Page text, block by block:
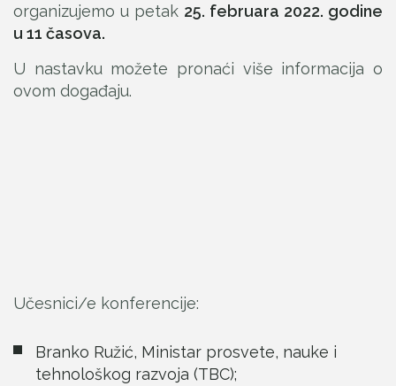
organizujemo u petak 25. februara 2022. godine
u 11 časova.
U nastavku možete pronaći više informacija o
ovom događaju.
Učesnici/e konferencije:
Branko Ružić, Ministar prosvete, nauke i
tehnološkog razvoja (TBC);